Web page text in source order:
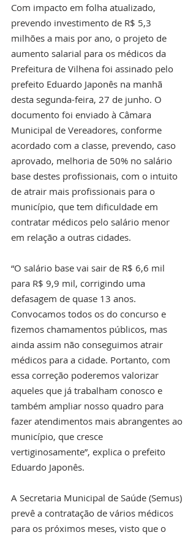
Com impacto em folha atualizado,
prevendo investimento de R$ 5,3
milhões a mais por ano, o projeto de
aumento salarial para os médicos da
Prefeitura de Vilhena foi assinado pelo
prefeito Eduardo Japonês na manhã
desta segunda-feira, 27 de junho. O
documento foi enviado à Câmara
Municipal de Vereadores, conforme
acordado com a classe, prevendo, caso
aprovado, melhoria de 50% no salário
base destes profissionais, com o intuito
de atrair mais profissionais para o
município, que tem dificuldade em
contratar médicos pelo salário menor
em relação a outras cidades.
“O salário base vai sair de R$ 6,6 mil
para R$ 9,9 mil, corrigindo uma
defasagem de quase 13 anos.
Convocamos todos os do concurso e
fizemos chamamentos públicos, mas
ainda assim não conseguimos atrair
médicos para a cidade. Portanto, com
essa correção poderemos valorizar
aqueles que já trabalham conosco e
também ampliar nosso quadro para
fazer atendimentos mais abrangentes ao
município, que cresce
vertiginosamente”, explica o prefeito
Eduardo Japonês.
A Secretaria Municipal de Saúde (Semus)
prevê a contratação de vários médicos
para os próximos meses, visto que o